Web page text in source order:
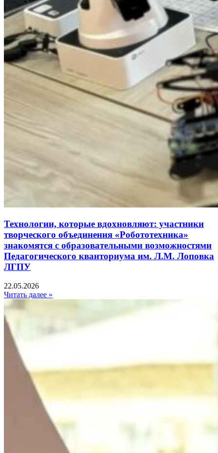
Технологии, которые вдохновляют: участники
творческого объединения «Робототехника»
знакомятся с образовательными возможностями
Педагогического кванториума им. Л.М. Лоповка
ЛГПУ
22.05.2026
Читать далее »